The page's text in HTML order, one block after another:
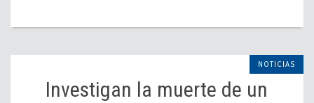
NOTICIAS
Investigan la muerte de un